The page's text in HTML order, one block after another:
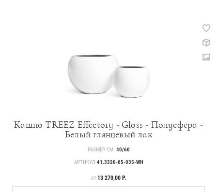
Кашпо TREEZ Effectory - Gloss - Полусфера -
Белый глянцевый лак
РАЗМЕР СМ. 40/60
АРТИКУЛ 41.3320-05-035-WH
ЦЕНА
ОТ 13 270,00 Р.